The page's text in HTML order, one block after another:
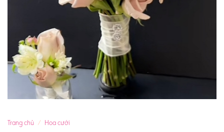
Trang chủ / Hoa cưới